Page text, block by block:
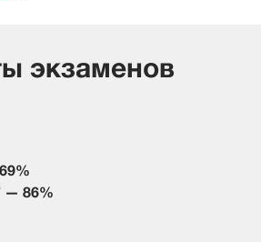
экзаменов
— 86%